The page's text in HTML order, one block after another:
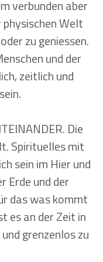
verbunden aber
physischen Welt
zu geniessen.
und der
zeitlich und
Die
Spirituelles mit
sein im Hier und
Erde und der
das was kommt
es an der Zeit in
grenzenlos zu